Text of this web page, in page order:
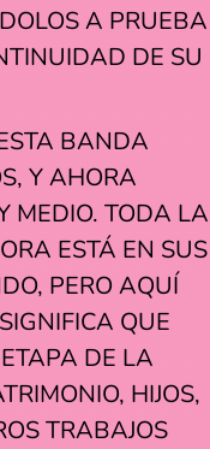
A PRUEBA
DE SU
BANDA
Y AHORA
MEDIO. TODA LA
ESTÁ EN SUS
PERO AQUÍ
QUE
DE LA
HIJOS,
TRABAJOS